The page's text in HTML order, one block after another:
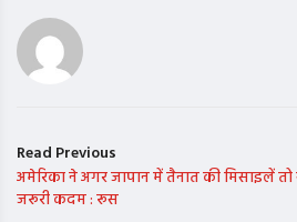
Read Previous
अमेरिका ने अगर जापान में तैनात की मिसाइलें
जरूरी कदम : रूस